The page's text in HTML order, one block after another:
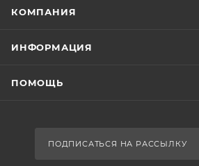
КОМПАНИЯ
ИНФОРМАЦИЯ
ПОМОЩЬ
ПОДПИСАТЬСЯ НА РАССЫЛКУ